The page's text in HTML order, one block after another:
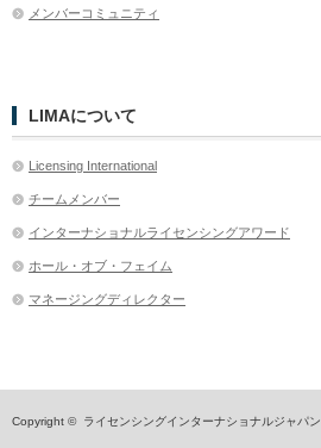
メンバーコミュニティ
LIMAについて
Licensing International
チームメンバー
インターナショナルライセンシングアワード
ホール・オブ・フェイム
マネージングディレクター
Copyright © ライセンシングインターナショナルジャパン